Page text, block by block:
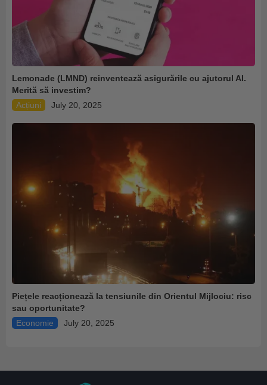
Lemonade (LMND) reinventează asigurările cu ajutorul AI.
Merită să investim?
Acțiuni
July 20, 2025
Piețele reacționează la tensiunile din Orientul Mijlociu: risc
sau oportunitate?
Economie
July 20, 2025